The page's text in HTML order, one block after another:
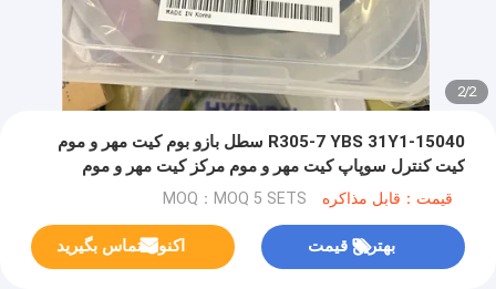
2
/
2
R305-7 YBS 31Y1-15040 سطل بازو بوم کیت مهر و موم
کیت کنترل سوپاپ کیت مهر و موم مرکز کیت مهر و موم
پیوستن به کیت مهر و موم HYUNDAY
قیمت：قابل مذاکره MOQ：MOQ 5 SETS
بهترین قیمت اکنون تماس بگیرید